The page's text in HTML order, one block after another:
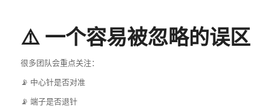
⚠️ 一个容易被忽略的误区
很多团队会重点关注：
📡 中心针是否对准
📡 端子是否退针